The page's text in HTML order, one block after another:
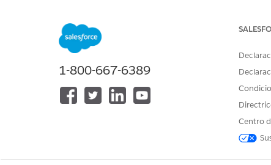
auditable. Revise lo que se
Atributos de admisión
El formulario de admisión
Detalles de solicitud: Una
Obligatorio por fecha: La
o el vencimiento del
1-800-667-6389
Centro